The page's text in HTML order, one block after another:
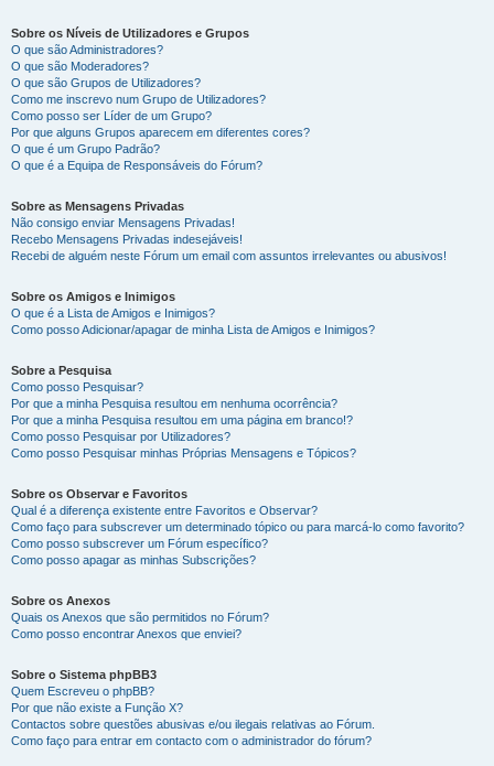
Sobre os Níveis de Utilizadores e Grupos
O que são Administradores?
O que são Moderadores?
O que são Grupos de Utilizadores?
Como me inscrevo num Grupo de Utilizadores?
Como posso ser Líder de um Grupo?
Por que alguns Grupos aparecem em diferentes cores?
O que é um Grupo Padrão?
O que é a Equipa de Responsáveis do Fórum?
Sobre as Mensagens Privadas
Não consigo enviar Mensagens Privadas!
Recebo Mensagens Privadas indesejáveis!
Recebi de alguém neste Fórum um email com assuntos irrelevantes ou abusivos!
Sobre os Amigos e Inimigos
O que é a Lista de Amigos e Inimigos?
Como posso Adicionar/apagar de minha Lista de Amigos e Inimigos?
Sobre a Pesquisa
Como posso Pesquisar?
Por que a minha Pesquisa resultou em nenhuma ocorrência?
Por que a minha Pesquisa resultou em uma página em branco!?
Como posso Pesquisar por Utilizadores?
Como posso Pesquisar minhas Próprias Mensagens e Tópicos?
Sobre os Observar e Favoritos
Qual é a diferença existente entre Favoritos e Observar?
Como faço para subscrever um determinado tópico ou para marcá-lo como favorito?
Como posso subscrever um Fórum específico?
Como posso apagar as minhas Subscrições?
Sobre os Anexos
Quais os Anexos que são permitidos no Fórum?
Como posso encontrar Anexos que enviei?
Sobre o Sistema phpBB3
Quem Escreveu o phpBB?
Por que não existe a Função X?
Contactos sobre questões abusivas e/ou ilegais relativas ao Fórum.
Como faço para entrar em contacto com o administrador do fórum?